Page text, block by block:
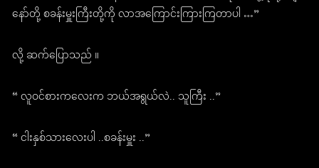
နော်တို့ စခန်းမှူးကြီးတို့ကို လာအကြောင်းကြားကြတာပါ …”
လို့ ဆက်ပြောသည် ။
“ လူဝင်စားကလေးက ဘယ်အရွယ်လဲ.. သူကြီး ..”
“ ငါးနှစ်သားလေးပါ ..စခန်းမှူး ..”